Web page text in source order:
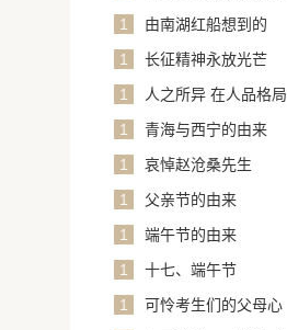
1
由南湖红船想到的
1
长征精神永放光芒
1
人之所异 在人品格局
1
青海与西宁的由来
1
哀悼赵沧桑先生
1
父亲节的由来
1
端午节的由来
1
十七、端午节
1
可怜考生们的父母心